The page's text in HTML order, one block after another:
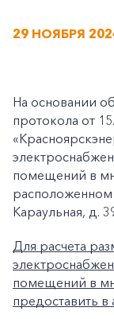
29 НОЯБРЯ
На основании
протокола от
помещений в
расположенном
Караульная, д.
Для расчета
помещений в
предоставить